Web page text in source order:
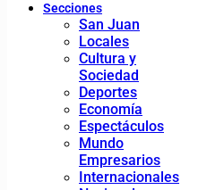
Secciones
San Juan
Locales
Cultura y
Sociedad
Deportes
Economía
Espectáculos
Mundo
Empresarios
Internacionales